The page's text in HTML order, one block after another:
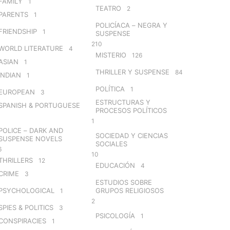
1
1
LITERATURE 4
1
1
3
& PORTUGUESE
– DARK AND
NOVELS
12
3
1
& POLITICS 3
1
TEATRO 2
POLICÍACA – NEGRA Y
SUSPENSE
210
MISTERIO 126
THRILLER Y SUSPENSE 84
POLÍTICA 1
ESTRUCTURAS Y
PROCESOS POLÍTICOS
1
SOCIEDAD Y CIENCIAS
SOCIALES
10
EDUCACIÓN 4
ESTUDIOS SOBRE
GRUPOS RELIGIOSOS
2
PSICOLOGÍA 1